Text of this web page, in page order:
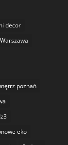
decor
poznań
eko